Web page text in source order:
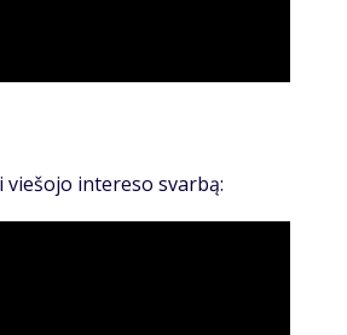
intereso svarbą: